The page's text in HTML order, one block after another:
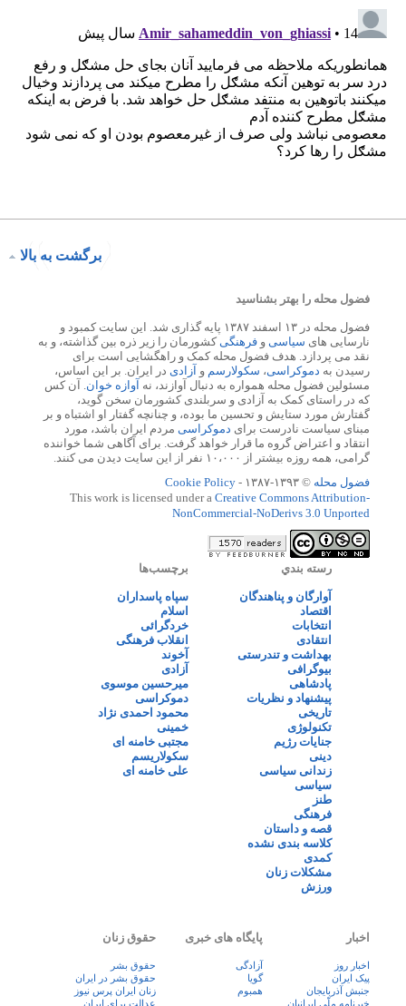
برگشت به بالا
فضول محله را بهتر بشناسید
فضول محله در ۱۳ اسفند ۱۳۸۷ پایه گذاری شد. این سایت کمبود و
نارسایی های سیاسی و فرهنگی کشورمان را زیر ذره بین گذاشته، و به
نقد می پردازد. هدف فضول محله کمک و راهگشایی است برای
رسیدن به دموکراسی، سکولارسم و آزادی در ایران. بر این اساس،
مسئولین فضول محله همواره به دنبال آوازند، نه آوازه خوان . آن کس
که در راستای کمک به آزادی و سربلندی کشورمان سخن گوید،
گفتارش مورد ستایش و تحسین ما بوده، و چنانچه گفتار او اشتباه و بر
مبنای سیاست نادرست برای دموکراسی مردم ایران باشد، مورد
انتقاد و اعتراض گروه ما قرار خواهد گرفت. برای آگاهی شما خواننده
گرامی، همه روزه بیشتر از ۱۰،۰۰۰ نفر از این سایت دیدن می کنند.
فضول محله © ۱۳۹۳-۱۳۸۷ -
Cookie Policy
This work is licensed under a Creative Commons Attribution-
NonCommercial-NoDerivs 3.0 Unported
رسته بندي
آوارگان و پناهندگان
اقتصاد
انتخابات
انتقادی
بهداشت و تندرستی
بیوگرافی
پادشاهی
پیشنهاد و نظریات
تاریخی
تکنولوژی
جنایات رژیم
دینی
زندانی سیاسی
سیاسی
طنز
فرهنگی
قصه و داستان
کلاسه بندی نشده
کمدی
مشکلات زنان
ورزش
برچسب‌ها
سپاه پاسداران
اسلام
خردگرائی
انقلاب فرهنگی
آخوند
آزادی
میرحسین موسوی
دموکراسی
محمود احمدی نژاد
خمینی
مجتبی خامنه ای
سکولاریسم
علی خامنه ای
اخبار
اخبار روز
پيک ايران
جنبش آذربایجان
خبرنامه ملّی ایرانیان
پایگاه های خبری
آزادگی
گویا
همبوم
حقوق زنان
حقوق بشر
حقوق بشر در ایران
زنان ايران پرس نيوز
عدالت برای ایران